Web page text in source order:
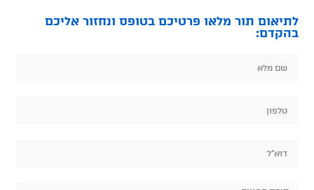
לתיאום תור מלאו פרטיכם בטופס ונחזור אליכם
בהקדם: